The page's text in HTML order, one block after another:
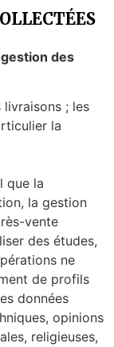
des
livraisons ; les
la
que la
la gestion
vente
des études,
ne
de profils
données
opinions
religieuses,